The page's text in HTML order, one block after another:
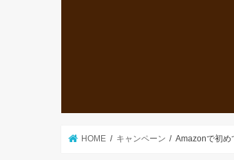
HOME キャンペーン Amazonで初め